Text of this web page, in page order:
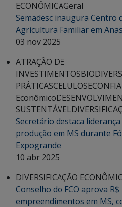
ECONÔMICAGeral
Semadesc inaugura Centro
Agricultura Familiar em
03 nov 2025
ATRAÇÃO DE
INVESTIMENTOS
PRÁTICASCELULOSE
Econômico
SUSTENTÁVEL
Secretário destaca
produção em MS durante
Expogrande
10 abr 2025
DIVERSIFICAÇÃO
Conselho do FCO aprova
empreendimentos em MS,